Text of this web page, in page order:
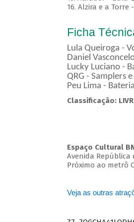
16. Alzira e a
Ficha
Lula Queiroga -
Daniel
Lucky Luciano -
QRG - Samplers e
Peu Lima - Bateria
Classificação:
Espaço Cultural
Avenida República
Próximo ao metrô
Veja as outras